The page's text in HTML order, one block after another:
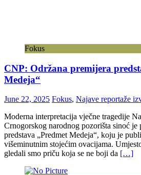
Fokus
CNP: Održana premijera
Medeja“
June 22, 2025 Fokus, Najave reportaže
Moderna interpretacija vječne tragedije
Crnogorskog narodnog pozorišta sinoć je
predstava „Predmet Medeja“, koju je
višeminutnim stojećim ovacijama.
gledali smo priču koja se ne boji da […]